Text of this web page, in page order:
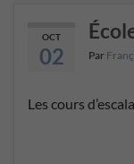
OCT
02 Par
Les cours